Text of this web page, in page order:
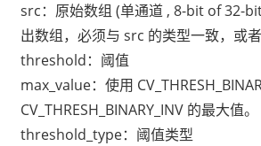
src：原始数组 (单通道 , 8-bit of 32-
出数组，必须与 src 的类型一致，或
threshold：阈值
max_value：使用
CV_THRESH_BINARY_INV 的最大值。
threshold_type：阈值类型